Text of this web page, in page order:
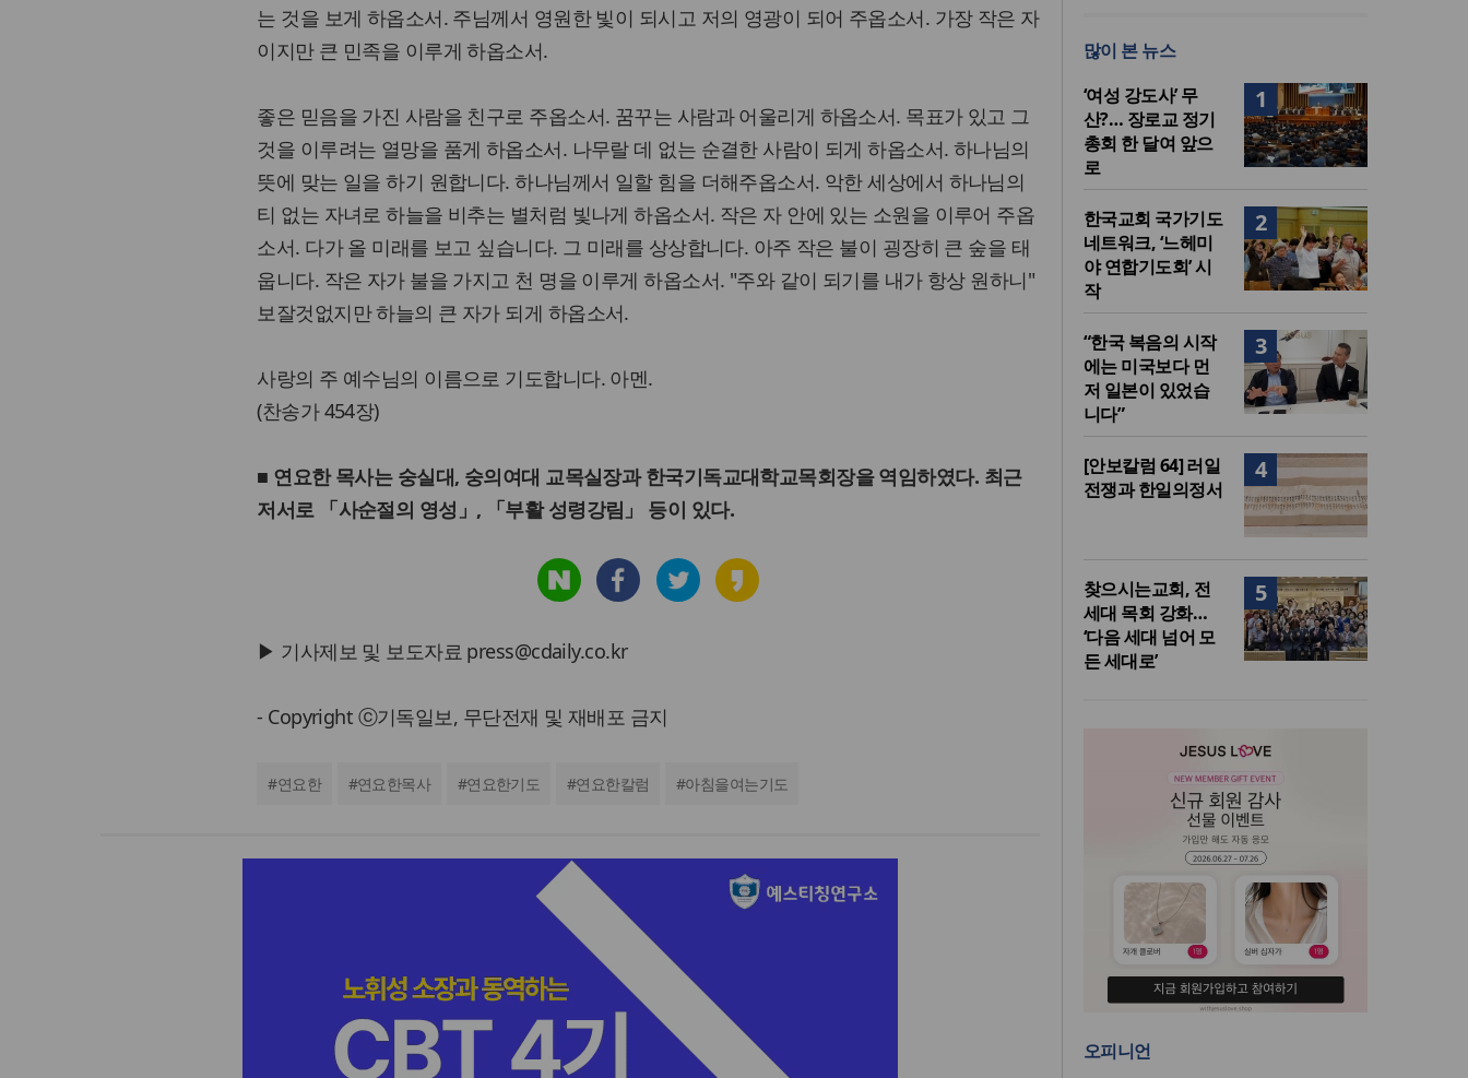
는 것을 보게 하옵소서. 주님께서 영원한 빛이 되시고 저의 영광이 되어 주옵소서. 가장 작은 자
이지만 큰 민족을 이루게 하옵소서.
좋은 믿음을 가진 사람을 친구로 주옵소서. 꿈꾸는 사람과 어울리게 하옵소서. 목표가 있고 그
것을 이루려는 열망을 품게 하옵소서. 나무랄 데 없는 순결한 사람이 되게 하옵소서. 하나님의
뜻에 맞는 일을 하기 원합니다. 하나님께서 일할 힘을 더해주옵소서. 악한 세상에서 하나님의
티 없는 자녀로 하늘을 비추는 별처럼 빛나게 하옵소서. 작은 자 안에 있는 소원을 이루어 주옵
소서. 다가 올 미래를 보고 싶습니다. 그 미래를 상상합니다. 아주 작은 불이 굉장히 큰 숲을 태
웁니다. 작은 자가 불을 가지고 천 명을 이루게 하옵소서. "주와 같이 되기를 내가 항상 원하니"
보잘것없지만 하늘의 큰 자가 되게 하옵소서.
사랑의 주 예수님의 이름으로 기도합니다. 아멘.
(찬송가 454장)
■ 연요한 목사는 숭실대, 숭의여대 교목실장과 한국기독교대학교목회장을 역임하였다. 최근
저서로 「사순절의 영성」, 「부활 성령강림」 등이 있다.
▶ 기사제보 및 보도자료 press@cdaily.co.kr
- Copyright ⓒ기독일보, 무단전재 및 재배포 금지
#연요한 #연요한목사 #연요한기도 #연요한칼럼 #아침을여는기도
발
말씀은 같은데 왜 열매는 다를
美 이민구금센터에 억류됐던
한인 목회자 석방돼
많이 본 뉴스
1
‘여성 강도사’ 무
산?… 장로교 정기
총회 한 달여 앞으
로
2
한국교회 국가기도
네트워크, ‘느헤미
야 연합기도회’ 시
작
3
“한국 복음의 시작
에는 미국보다 먼
저 일본이 있었습
니다”
4
[안보칼럼 64] 러일
전쟁과 한일의정서
5
찾으시는교회, 전
세대 목회 강화…
‘다음 세대 넘어 모
든 세대로’
오피니언